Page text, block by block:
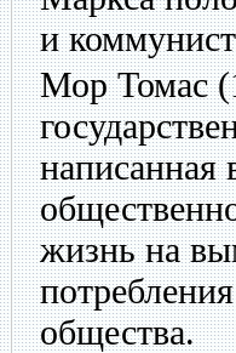
и
Мор Томас
написанная
жизнь на
общества.